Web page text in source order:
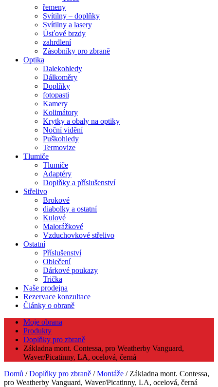
řemeny
Svítilny – doplňky
Svítilny a lasery
Úsťové brzdy
zahrdlení
Zásobníky pro zbraně
Optika
Dalekohledy
Dálkoměry
Doplňky
fotopasti
Kamery
Kolimátory
Krytky a obaly na optiky
Noční vidění
Puškohledy
Termovize
Tlumiče
Tlumiče
Adaptéry
Doplňky a příslušenství
Střelivo
Brokové
diabolky a ostatní
Kulové
Malorážkové
Vzduchovkové střelivo
Ostatní
Příslušenství
Oblečení
Dárkové poukazy
Trička
Naše prodejna
Rezervace konzultace
Články o obraně
Moje obrana
Produkty
Doplňky pro zbraně
Základna mont. Contessa, pro Weatherby Vanguard,
Waver/Picatinny, LA, ocelová, černá
Domů /Doplňky pro zbraně /Montáže / Základna mont. Contessa,
pro Weatherby Vanguard, Waver/Picatinny, LA, ocelová, černá